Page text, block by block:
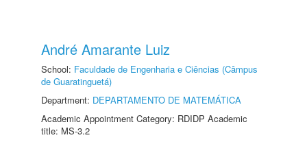
André Amarante Luiz
School: Faculdade de Engenharia e Ciências (Câmpus
de Guaratinguetá)
Department: DEPARTAMENTO DE MATEMÁTICA
Academic Appointment Category: RDIDP Academic
title: MS-3.2